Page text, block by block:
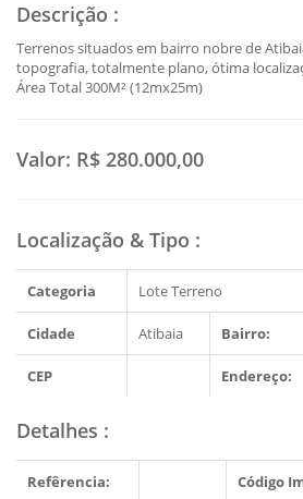
Descrição :
Terrenos situados em bairro nobre de
topografia, totalmente plano, ótima
Área Total 300M² (12mx25m)
Valor: R$ 280.000,00
Localização & Tipo :
Categoria Lote Terreno
Cidade Atibaia Bairro:
CEP Endereço:
Detalhes :
Refêrencia: Código